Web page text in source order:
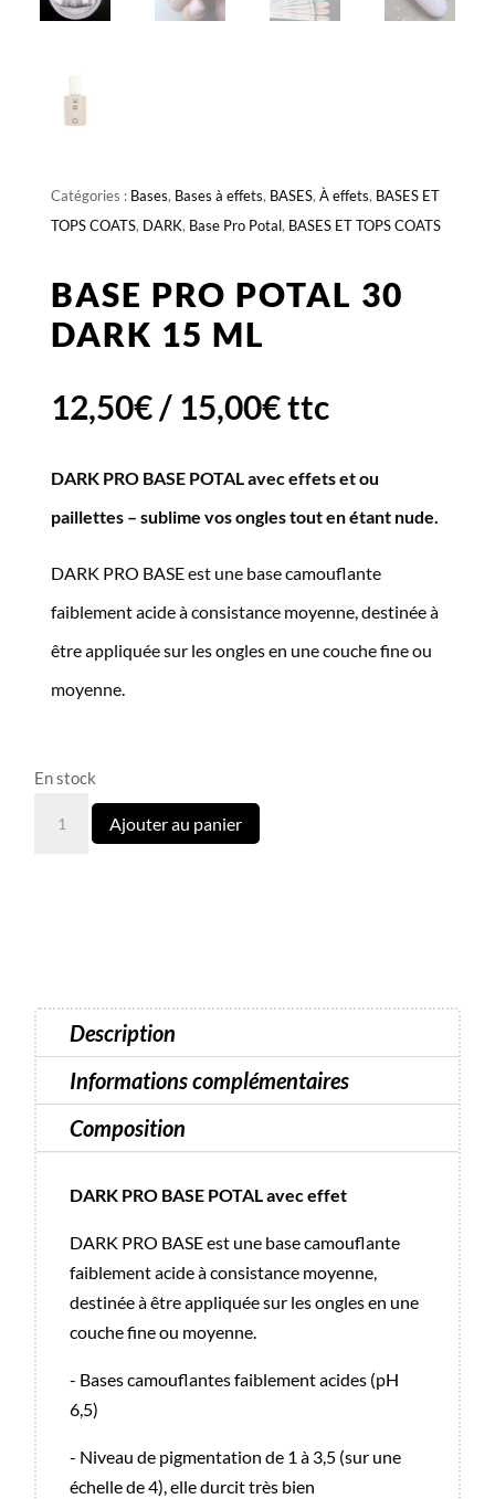
Catégories : Bases, Bases à effets, BASES, À effets, BASES ET
TOPS COATS, DARK, Base Pro Potal, BASES ET TOPS COATS
BASE PRO POTAL 30
DARK 15 ML
12,50€/ 15,00€ttc
DARK PRO BASE POTAL avec effets et ou
paillettes – sublime vos ongles tout en étant nude.
DARK PRO BASE est une base camouflante
faiblement acide à consistance moyenne, destinée à
être appliquée sur les ongles en une couche fine ou
moyenne.
En stock
quantité
15
ml
Ajouter au panier
Description
Informations complémentaires
Composition
DARK PRO BASE POTAL avec effet
DARK PRO BASE est une base camouflante
faiblement acide à consistance moyenne,
destinée à être appliquée sur les ongles en une
couche fine ou moyenne.
- Bases camouflantes faiblement acides (pH
6,5)
- Niveau de pigmentation de 1 à 3,5 (sur une
échelle de 4), elle durcit très bien